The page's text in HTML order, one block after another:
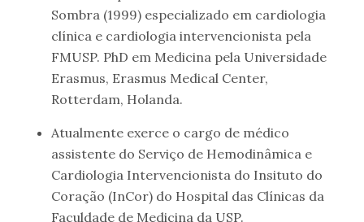
Sombra (1999) especializado em cardiologia
clínica e cardiologia intervencionista pela
FMUSP. PhD em Medicina pela Universidade
Erasmus, Erasmus Medical Center,
Rotterdam, Holanda.
Atualmente exerce o cargo de médico
assistente do Serviço de Hemodinâmica e
Cardiologia Intervencionista do Insituto do
Coração (InCor) do Hospital das Clínicas da
Faculdade de Medicina da USP.